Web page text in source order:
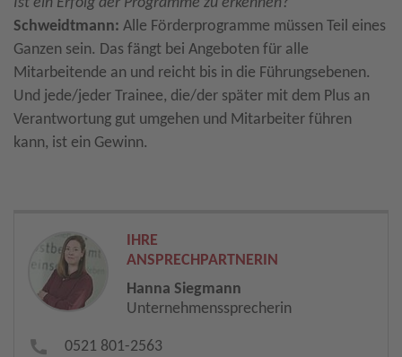
Schweidtmann: Alle Förderprogramme müssen Teil eines
Ganzen sein. Das fängt bei Angeboten für alle
Mitarbeitende an und reicht bis in die Führungsebenen.
Und jede/jeder Trainee, die/der später mit dem Plus an
Verantwortung gut umgehen und Mitarbeiter führen
kann, ist ein Gewinn.
IHRE
ANSPRECHPARTNERIN
Hanna Siegmann
Unternehmenssprecherin
0521 801-2563